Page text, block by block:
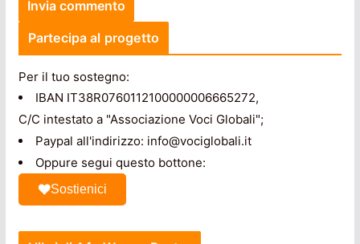
Partecipa al progetto
Per il tuo sostegno:
IBAN IT38R0760112100000006665272,
C/C intestato a "Associazione Voci Globali";
Paypal all'indirizzo: info@vociglobali.it
Oppure segui questo bottone:
Sostienici